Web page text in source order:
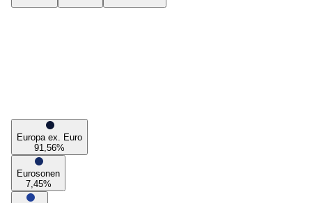
Europa ex. Euro
91,56%
Eurosonen
7,45%